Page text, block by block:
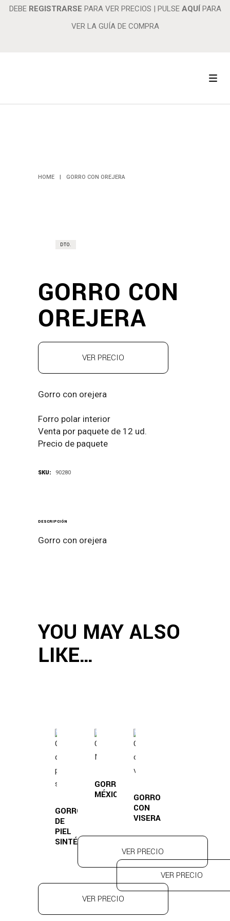
DEBE REGISTRARSE PARA VER PRECIOS | PULSE AQUÍ PARA
VER LA GUÍA DE COMPRA
HOME | GORRO CON OREJERA
GORRO CON
OREJERA
VER PRECIO
Gorro con orejera
Forro polar interior
Venta por paquete de 12 ud.
Precio de paquete
SKU: 90280
DESCRIPCIÓN
Gorro con orejera
YOU MAY ALSO
LIKE…
GORRO
DE
PIEL
SINTÉTICA
VER PRECIO
DTO.
GORRO
MÉXICO
VER PRECIO
GORRO
CON
VISERA
VER PRECIO